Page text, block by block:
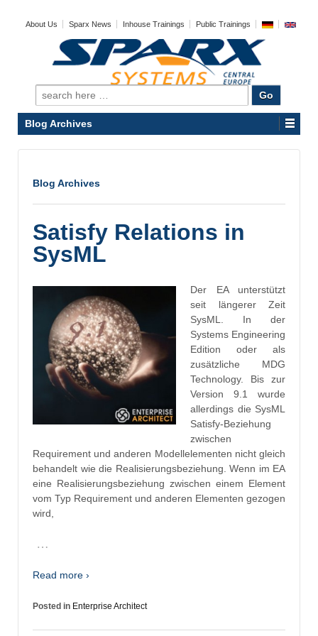
About Us Sparx News Inhouse Trainings Public Trainings
Search
for:
Blog Archives
Blog Archives
Satisfy Relations in
SysML
Der EA unterstützt
seit längerer Zeit
SysML. In der
Systems Engineering
Edition oder als
zusätzliche MDG
Technology. Bis zur
Version 9.1 wurde
allerdings die SysML
Satisfy-Beziehung
zwischen
Requirement und anderen Modellelementen nicht gleich
behandelt wie die Realisierungsbeziehung. Wenn im EA
eine Realisierungsbeziehung zwischen einem Element
vom Typ Requirement und anderen Elementen gezogen
wird,
…
Read more ›
Posted in Enterprise Architect